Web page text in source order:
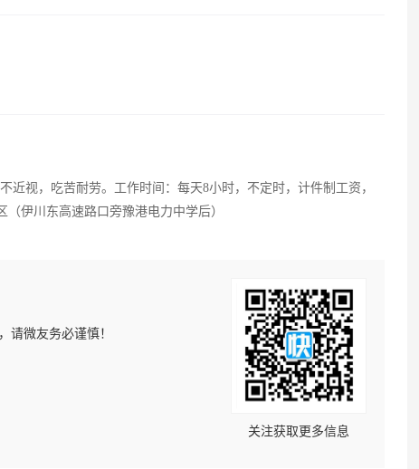
视，吃苦耐劳。工作时间：每天8小时，不定时，计件制工资，
伊川东高速路口旁豫港电力中学后）
请微友务必谨慎！
关注获取更多信息